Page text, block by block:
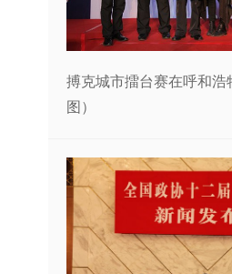
搏克城市擂台赛在呼和浩
图）